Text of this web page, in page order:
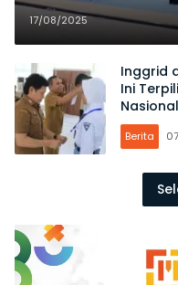
Nasional 2025
17/08/2025
Inggrid
Ini
Berita